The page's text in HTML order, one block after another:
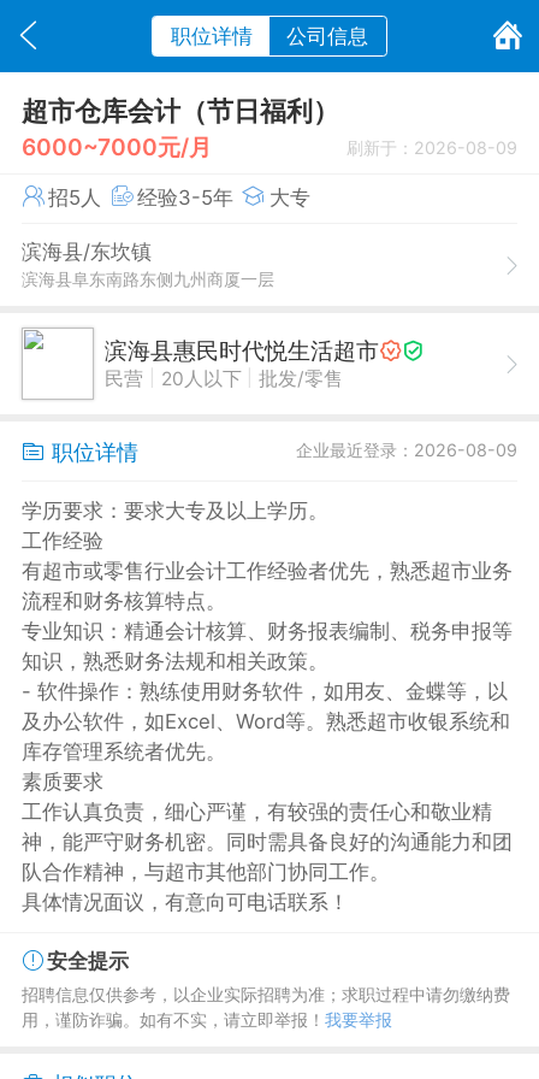
职位详情 公司信息
超市仓库会计（节日福利）
6000~7000元/月 刷新于：2026-08-09
招5人 经验3-5年 大专
滨海县/东坎镇
滨海县阜东南路东侧九州商厦一层
滨海县惠民时代悦生活超市
民营 20人以下 批发/零售
职位详情 企业最近登录：2026-08-09
学历要求：要求大专及以上学历。
工作经验
有超市或零售行业会计工作经验者优先，熟悉超市业务
流程和财务核算特点。
专业知识：精通会计核算、财务报表编制、税务申报等
知识，熟悉财务法规和相关政策。
- 软件操作：熟练使用财务软件，如用友、金蝶等，以
及办公软件，如Excel、Word等。熟悉超市收银系统和
库存管理系统者优先。
素质要求
工作认真负责，细心严谨，有较强的责任心和敬业精
神，能严守财务机密。同时需具备良好的沟通能力和团
队合作精神，与超市其他部门协同工作。
具体情况面议，有意向可电话联系！
安全提示
招聘信息仅供参考，以企业实际招聘为准；求职过程中请勿缴纳费
用，谨防诈骗。如有不实，请立即举报！ 我要举报